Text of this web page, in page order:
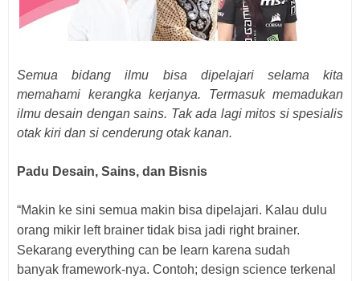
Semua bidang ilmu bisa dipelajari selama kita
memahami kerangka kerjanya. Termasuk memadukan
ilmu desain dengan sains. Tak ada lagi mitos si spesialis
otak kiri dan si cenderung otak kanan.
Padu Desain, Sains, dan Bisnis
“Makin ke sini semua makin bisa dipelajari. Kalau dulu
orang mikir left brainer tidak bisa jadi right brainer.
Sekarang everything can be learn karena sudah
banyak framework-nya. Contoh; design science terkenal